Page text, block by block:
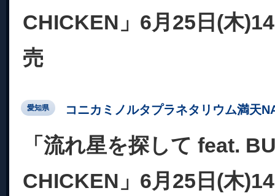
CHICKEN」6月25日(木
売
愛知県 コニカミノルタプラネタリウム満天
「流れ星を探して feat.
CHICKEN」6月25日(木